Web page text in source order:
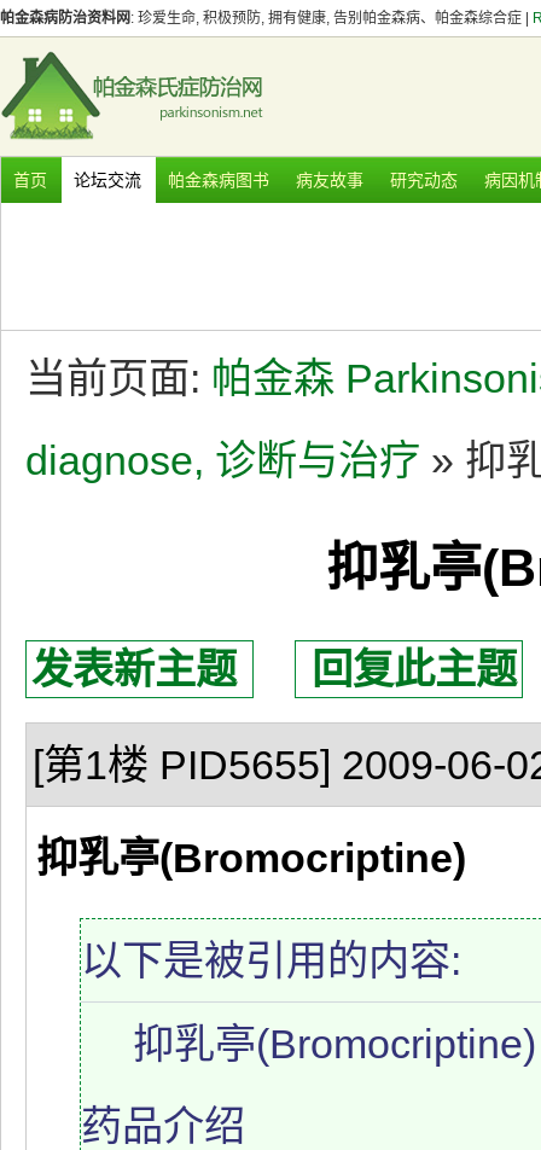
帕金森病防治资料网 : 珍爱生命, 积极预防, 拥有健康, 告别帕金森病、帕金森综合症 |
首页 论坛交流 帕金森病图书 病友故事 研究动态 病因机
当前页面: 帕金森
diagnose, 诊断与治疗 » 抑
抑乳亭
发表新主题 回复此主题
[第1楼 PID5655] 2009-06-
抑乳亭(Bromocriptine)
以下是被引用的内容:
抑乳亭(Bromocriptine)
药品介绍